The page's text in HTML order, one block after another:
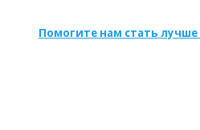
Помогите нам стать